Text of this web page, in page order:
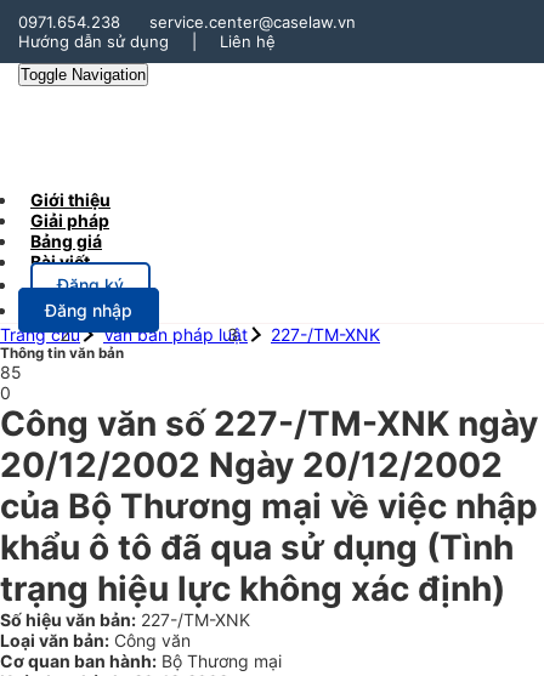
0971.654.238
service.center@caselaw.vn
Hướng dẫn sử dụng
Liên hệ
Toggle Navigation
Giới thiệu
Giải pháp
Bảng giá
Bài viết
Đăng ký
Đăng nhập
Trang chủ
Văn bản pháp luật 227-/TM-XNK
Thông tin văn bản
85
0
Công văn số 227-/TM-XNK ngày
20/12/2002 Ngày 20/12/2002
của Bộ Thương mại về việc nhập
khẩu ô tô đã qua sử dụng (Tình
trạng hiệu lực không xác định)
Số hiệu văn bản: 227-/TM-XNK
Loại văn bản: Công văn
Cơ quan ban hành: Bộ Thương mại